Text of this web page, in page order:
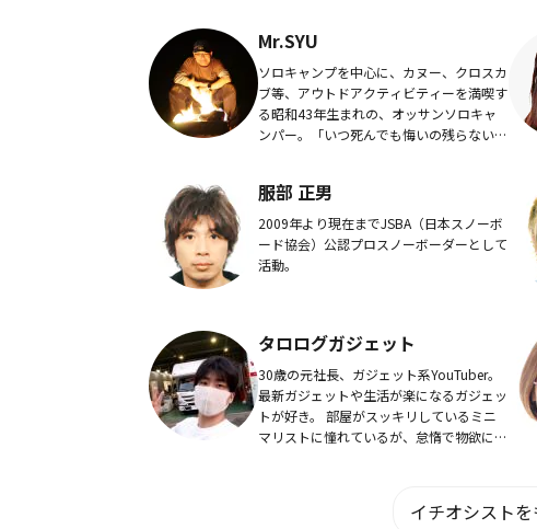
Mr.SYU
ソロキャンプを中心に、カヌー、クロスカ
ブ等、アウトドアクティビティーを満喫す
る昭和43年生まれの、オッサンソロキャ
ンパー。「いつ死んでも悔いの残らない人
る、自他ともに...
服部 正男
2009年より現在までJSBA（日本スノーボ
ード協会）公認プロスノーボーダーとして
活動。
タロログガジェット
30歳の元社長、ガジェット系YouTuber。
最新ガジェットや生活が楽になるガジェッ
トが好き。 部屋がスッキリしているミニ
マリストに憧れているが、怠惰で物欲に負
イチオシストを